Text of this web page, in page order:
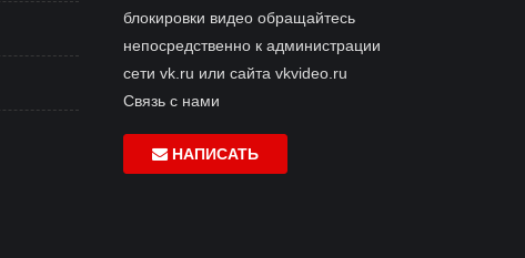
блокировки видео обращайтесь
непосредственно к администрации
сети vk.ru или сайта vkvideo.ru
Связь с нами
НАПИСАТЬ